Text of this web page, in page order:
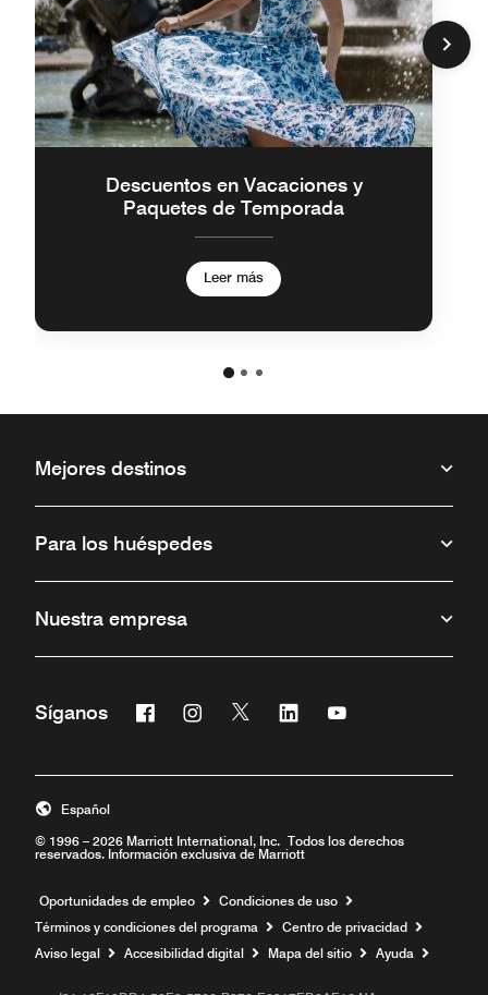
Descuentos en Vacaciones y
Paquetes de Temporada
Leer más
Mejores destinos
Para los huéspedes
Nuestra empresa
Síganos Facebook
Abre una ventana nueva
Instagram
Abre una ventana nueva
Twitter
Abre una ventana nueva
Linkedin
Abre una ventana nueva
Abre una ventana
© 1996 – 2026 Marriott International, Inc. Todos los derechos
reservados. Información exclusiva de Marriott
Español
Oportunidades de empleo Abre una ventana nueva
Condiciones de uso
Términos y condiciones del programa
Centro de privacidad
Aviso legal
Accesibilidad digital Mapa del sitio Ayuda